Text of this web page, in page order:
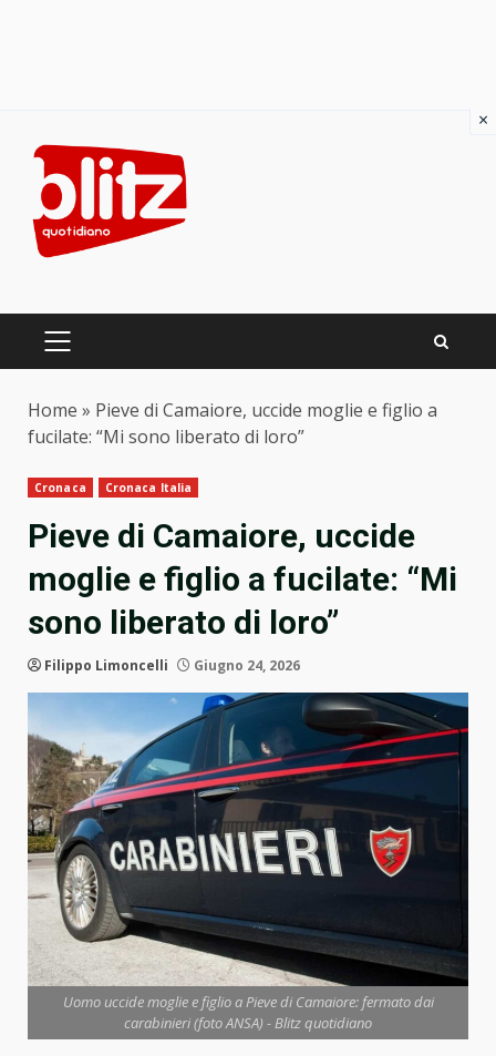
content
PRIMARY
Home » Pieve di Camaiore, uccide moglie e figlio a
fucilate: “Mi sono liberato di loro”
Cronaca Cronaca Italia
Pieve di Camaiore, uccide
moglie e figlio a fucilate: “Mi
sono liberato di loro”
Filippo Limoncelli Giugno 24, 2026
Uomo uccide moglie e figlio a Pieve di Camaiore: fermato dai
carabinieri (foto ANSA) - Blitz quotidiano
×